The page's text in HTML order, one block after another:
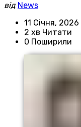
від News
11 Січня, 2026
2 хв Читати
0 Поширили